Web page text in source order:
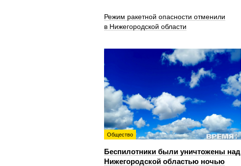
Режим ракетной опасности отменили
в Нижегородской области
Общество
Беспилотники были уничтожены над
Нижегородской областью ночью